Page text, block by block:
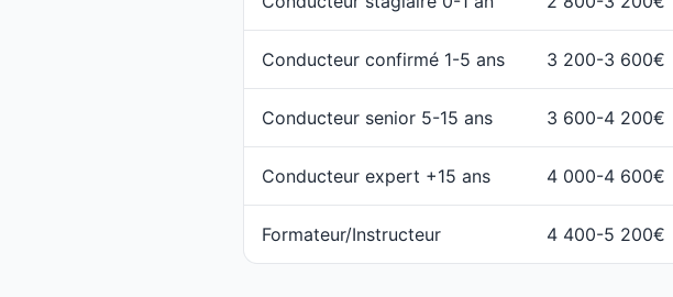
Conducteur confirmé 1-5 ans 3 200-3 600€
Conducteur senior 5-15 ans 3 600-4 200€
Conducteur expert +15 ans 4 000-4 600€
Formateur/Instructeur 4 400-5 200€